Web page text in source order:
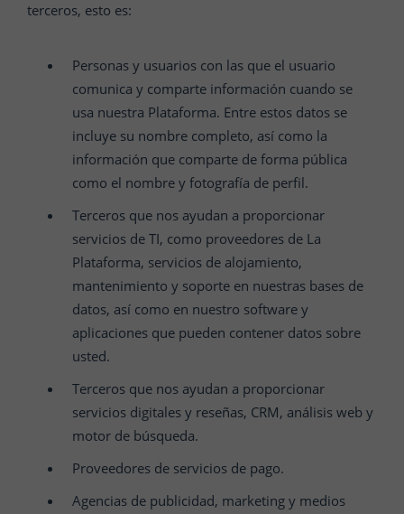
terceros, esto es:
Personas y usuarios con las que el usuario
comunica y comparte información cuando se
usa nuestra Plataforma. Entre estos datos se
incluye su nombre completo, así como la
información que comparte de forma pública
como el nombre y fotografía de perfil.
Terceros que nos ayudan a proporcionar
servicios de TI, como proveedores de La
Plataforma, servicios de alojamiento,
mantenimiento y soporte en nuestras bases de
datos, así como en nuestro software y
aplicaciones que pueden contener datos sobre
usted.
Terceros que nos ayudan a proporcionar
servicios digitales y reseñas, CRM, análisis web y
motor de búsqueda.
Proveedores de servicios de pago.
Agencias de publicidad, marketing y medios